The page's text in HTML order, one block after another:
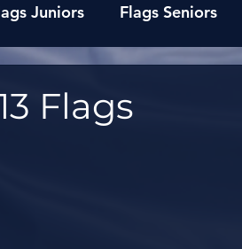
Juniors Flags Seniors
Flags